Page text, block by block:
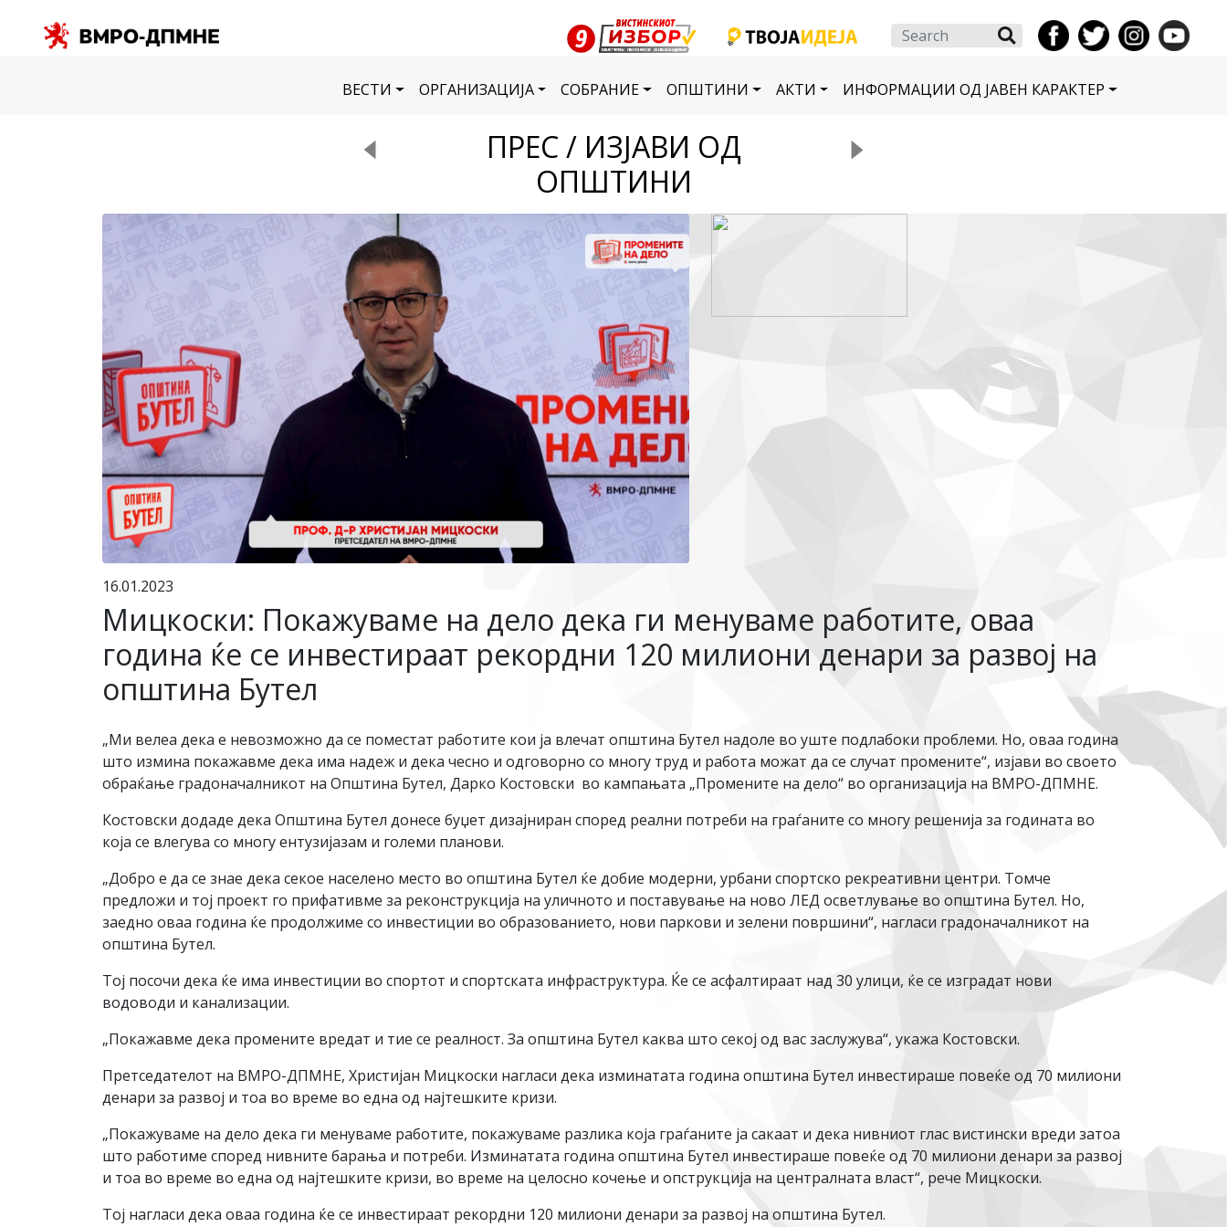
Search
ВЕСТИ ОРГАНИЗАЦИЈА СОБРАНИЕ ОПШТИНИ АКТИ ИНФОРМАЦИИ ОД ЈАВЕН КАРАКТЕР
ПРЕС / ИЗЈАВИ ОД
ОПШТИНИ
16.01.2023
Мицкоски: Покажуваме на дело дека ги менуваме работите, оваа
година ќе се инвестираат рекордни 120 милиони денари за развој на
општина Бутел
„Ми велеа дека е невозможно да се поместат работите кои ја влечат општина Бутел надоле во уште подлабоки проблеми. Но, оваа година
што измина покажавме дека има надеж и дека чесно и одговорно со многу труд и работа можат да се случат промените“, изјави во своето
обраќање градоначалникот на Општина Бутел, Дарко Костовски во кампањата „Промените на дело“ во организација на ВМРО-ДПМНЕ.
Костовски додаде дека Општина Бутел донесе буџет дизајниран според реални потреби на граѓаните со многу решенија за годината во
која се влегува со многу ентузијазам и големи планови.
„Добро е да се знае дека секое населено место во општина Бутел ќе добие модерни, урбани спортско рекреативни центри. Томче
предложи и тој проект го прифативме за реконструкција на уличното и поставување на ново ЛЕД осветлување во општина Бутел. Но,
заедно оваа година ќе продолжиме со инвестиции во образованието, нови паркови и зелени површини“, нагласи градоначалникот на
општина Бутел.
Тој посочи дека ќе има инвестиции во спортот и спортската инфраструктура. Ќе се асфалтираат над 30 улици, ќе се изградат нови
водоводи и канализации.
„Покажавме дека промените вредат и тие се реалност. За општина Бутел каква што секој од вас заслужува“, укажа Костовски.
Претседателот на ВМРО-ДПМНЕ, Христијан Мицкоски нагласи дека изминатата година општина Бутел инвестираше повеќе од 70 милиони
денари за развој и тоа во време во една од најтешките кризи.
„Покажуваме на дело дека ги менуваме работите, покажуваме разлика која граѓаните ја сакаат и дека нивниот глас вистински вреди затоа
што работиме според нивните барања и потреби. Изминатата година општина Бутел инвестираше повеќе од 70 милиони денари за развој
и тоа во време во една од најтешките кризи, во време на целосно кочење и опструкција на централната власт“, рече Мицкоски.
Тој нагласи дека оваа година ќе се инвестираат рекордни 120 милиони денари за развој на општина Бутел.